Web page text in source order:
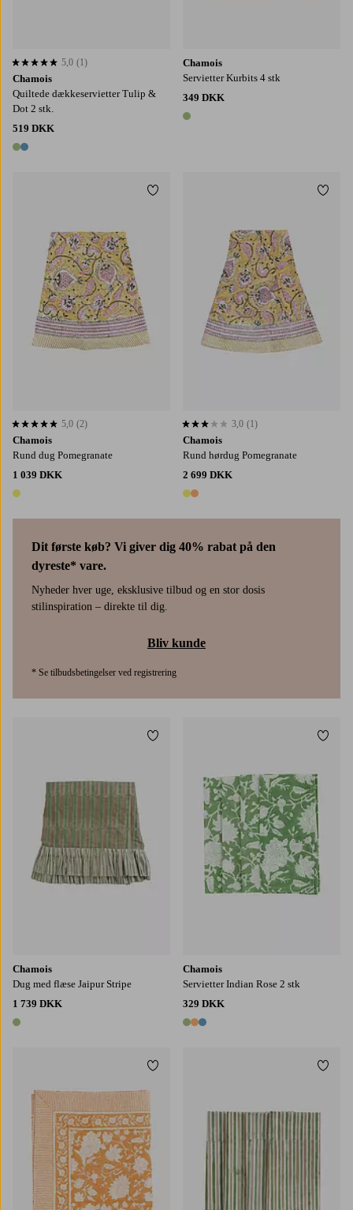
Chamois
Quiltede dækkeservietter Tulip &
Dot 2 stk.
519 DKK
2 farver
5,0 baseret på 1 bedømmelser
5,0 (1)
Chamois
Servietter Kurbits 4 stk
349 DKK
1 farve
Chamois
Rund dug Pomegranate
1 039 DKK
1 farve
5,0 baseret på 2 bedømmelser
5,0 (2)
Tilføj til favoritter
Chamois
Rund hørdug Pomegranate
2 699 DKK
2 farver
3,0 baseret på 1 bedømmelser
3,0 (1)
Dit første køb? Vi giver dig 40% rabat på den
dyreste* vare.
Nyheder hver uge, eksklusive tilbud og en stor dosis
stilinspiration – direkte til dig.
Bliv kunde
* Se tilbudsbetingelser ved registrering
Chamois
Dug med flæse Jaipur Stripe
1 739 DKK
1 farve
Tilføj til favoritter
Chamois
Servietter Indian Rose 2 stk
329 DKK
3 farver
Tilføj til favoritter
150X230